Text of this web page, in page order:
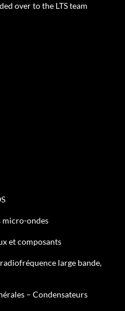
over to the LTS team
micro-ondes
et composants
large bande,
– Condensateurs